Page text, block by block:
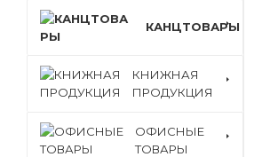
КАНЦТОВАРЫ
КНИЖНАЯ
ПРОДУКЦИЯ
ОФИСНЫЕ
ТОВАРЫ